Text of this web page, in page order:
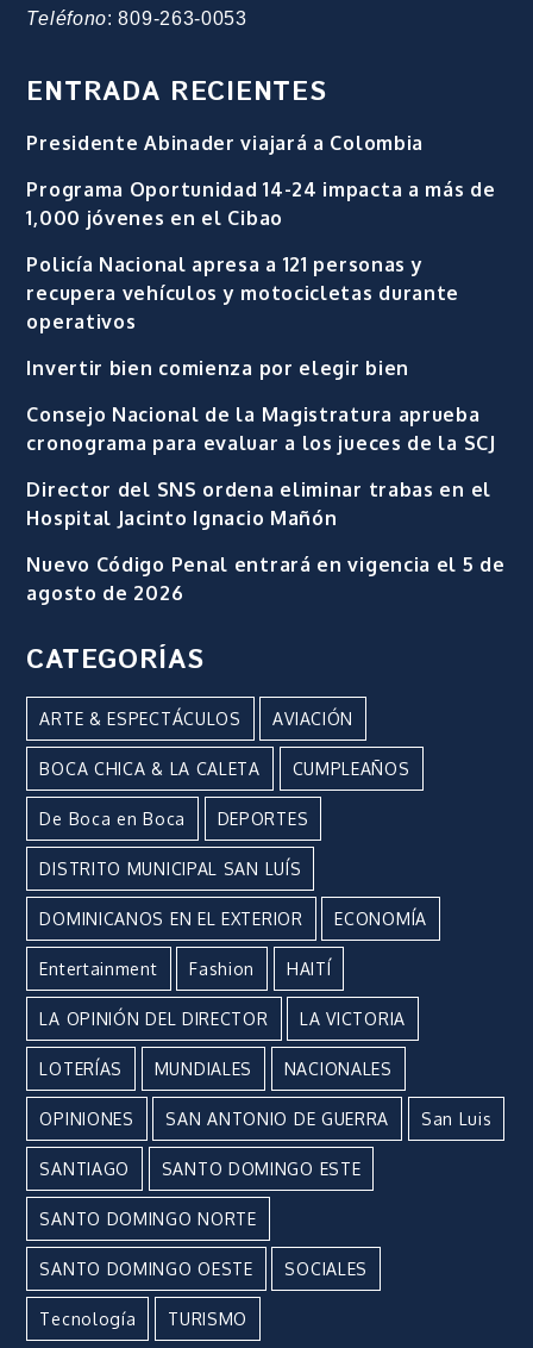
Teléfono: 809-263-0053
ENTRADA RECIENTES
Presidente Abinader viajará a Colombia
Programa Oportunidad 14-24 impacta a más de
1,000 jóvenes en el Cibao
Policía Nacional apresa a 121 personas y
recupera vehículos y motocicletas durante
operativos
Invertir bien comienza por elegir bien
Consejo Nacional de la Magistratura aprueba
cronograma para evaluar a los jueces de la SCJ
Director del SNS ordena eliminar trabas en el
Hospital Jacinto Ignacio Mañón
Nuevo Código Penal entrará en vigencia el 5 de
agosto de 2026
CATEGORÍAS
ARTE & ESPECTÁCULOS AVIACIÓN
BOCA CHICA & LA CALETA CUMPLEAÑOS
De Boca en Boca DEPORTES
DISTRITO MUNICIPAL SAN LUÍS
DOMINICANOS EN EL EXTERIOR ECONOMÍA
Entertainment Fashion HAITÍ
LA OPINIÓN DEL DIRECTOR LA VICTORIA
LOTERÍAS MUNDIALES NACIONALES
OPINIONES SAN ANTONIO DE GUERRA San Luis
SANTIAGO SANTO DOMINGO ESTE
SANTO DOMINGO NORTE
SANTO DOMINGO OESTE SOCIALES
Tecnología TURISMO